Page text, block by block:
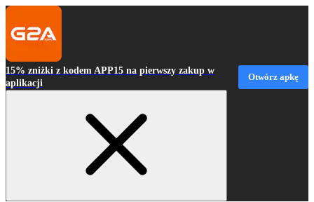
15% zniżki z kodem APP15 na pierwszy zakup w
aplikacji
Otwórz apkę